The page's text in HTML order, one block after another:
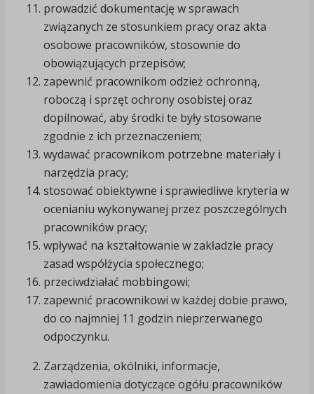
prowadzić dokumentację w sprawach
związanych ze stosunkiem pracy oraz akta
osobowe pracowników, stosownie do
obowiązujących przepisów;
zapewnić pracownikom odzież ochronną,
roboczą i sprzęt ochrony osobistej oraz
dopilnować, aby środki te były stosowane
zgodnie z ich przeznaczeniem;
wydawać pracownikom potrzebne materiały i
narzędzia pracy;
stosować obiektywne i sprawiedliwe kryteria w
ocenianiu wykonywanej przez poszczególnych
pracowników pracy;
wpływać na kształtowanie w zakładzie pracy
zasad współżycia społecznego;
przeciwdziałać mobbingowi;
zapewnić pracownikowi w każdej dobie prawo,
do co najmniej 11 godzin nieprzerwanego
odpoczynku.
Zarządzenia, okólniki, informacje,
zawiadomienia dotyczące ogółu pracowników